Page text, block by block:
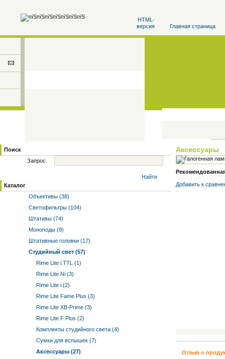
HTML-
версия
Главная страница
Поиск
Запрос
Найти
Каталог
Объективы (38)
Светофильтры (104)
Штативы (74)
Моноподы (9)
Штативные головки (17)
Студийный свет (57)
Rime Lite i.TTL (1)
Rime Lite Ni (3)
Rime Lite i (2)
Rime Lite Fame Plus (3)
Rime Lite XB-Prime (3)
Rime Lite F Plus (2)
Комплекты студийного света (4)
Сумки для вспышек (7)
Аксессуары (27)
Аксессуары
Добавить к
Отзыв о